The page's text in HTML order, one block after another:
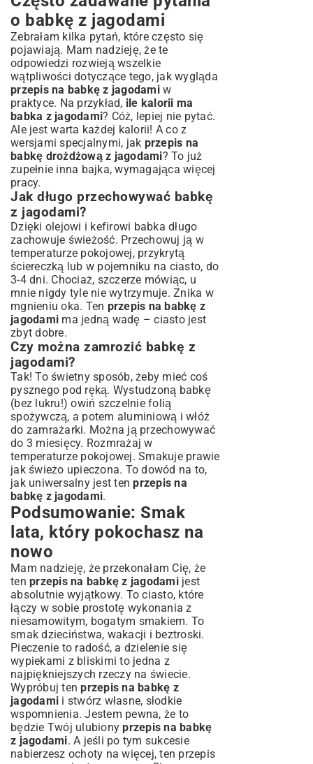
o babkę z jagodami
Zebrałam kilka pytań, które często się
pojawiają. Mam nadzieję, że te
odpowiedzi rozwieją wszelkie
wątpliwości dotyczące tego, jak wygląda
przepis na babkę z jagodamiw
praktyce. Na przykład, ile kalorii ma
babka z jagodami? Cóż, lepiej nie pytać.
Ale jest warta każdej kalorii! A co z
wersjami specjalnymi, jak przepis na
babkę drożdżową z jagodami? To już
zupełnie inna bajka, wymagająca więcej
pracy.
Jak długo przechowywać babkę
z jagodami?
Dzięki olejowi i kefirowi babka długo
zachowuje świeżość. Przechowuj ją w
temperaturze pokojowej, przykrytą
ściereczką lub w pojemniku na ciasto, do
3-4 dni. Chociaż, szczerze mówiąc, u
mnie nigdy tyle nie wytrzymuje. Znika w
mgnieniu oka. Ten przepis na babkę z
jagodami ma jedną wadę – ciasto jest
zbyt dobre.
Czy można zamrozić babkę z
jagodami?
Tak! To świetny sposób, żeby mieć coś
pysznego pod ręką. Wystudzoną babkę
(bez lukru!) owiń szczelnie folią
spożywczą, a potem aluminiową i włóż
do zamrażarki. Można ją przechowywać
do 3 miesięcy. Rozmrażaj w
temperaturze pokojowej. Smakuje prawie
jak świeżo upieczona. To dowód na to,
jak uniwersalny jest tenprzepis na
babkę z jagodami.
Podsumowanie: Smak
lata, który pokochasz na
nowo
Mam nadzieję, że przekonałam Cię, że
ten przepis na babkę z jagodamijest
absolutnie wyjątkowy. To ciasto, które
łączy w sobie prostotę wykonania z
niesamowitym, bogatym smakiem. To
smak dzieciństwa, wakacji i beztroski.
Pieczenie to radość, a dzielenie się
wypiekami z bliskimi to jedna z
najpiękniejszych rzeczy na świecie.
Wypróbuj tenprzepis na babkę z
jagodami i stwórz własne, słodkie
wspomnienia. Jestem pewna, że to
będzie Twój ulubionyprzepis na babkę
z jagodami. A jeśli po tym sukcesie
nabierzesz ochoty na więcej, ten przepis